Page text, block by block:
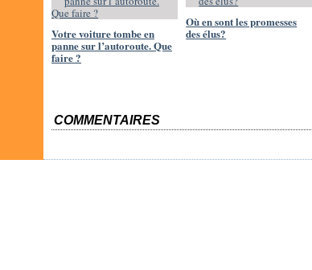
Votre voiture tombe en
panne sur l’autoroute. Que
faire ?
Où en sont les promesses
des élus?
COMMENTAIRES